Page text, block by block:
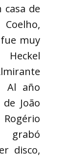
casa de
muy
Al año
João
grabó
disco,